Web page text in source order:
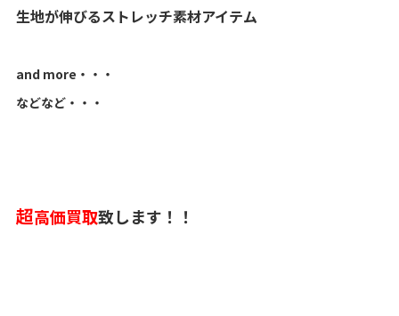
生地が伸びるストレッチ素材アイテム
and more・・・
などなど・・・
超高価買取致します！！